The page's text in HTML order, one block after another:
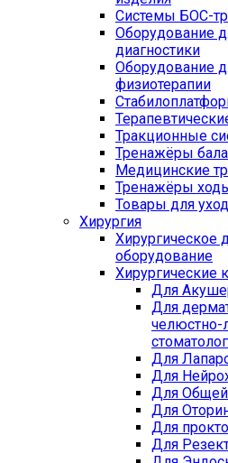
Системы БОС-
Оборудование
диагностики
Оборудование
физиотерапии
Тракционные
Тренажёры
Медицинские
Тренажёры
Товары для
Хирургия
Хирургическое
оборудование
Хирургические
Для
Для
челюстно-
Для
Для
Для Общей
Для
Для
Для